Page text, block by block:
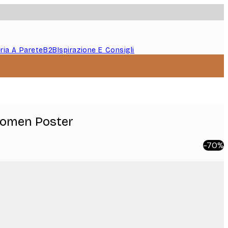
A PareteB2BIspirazione E Consigli
Poster
-70%